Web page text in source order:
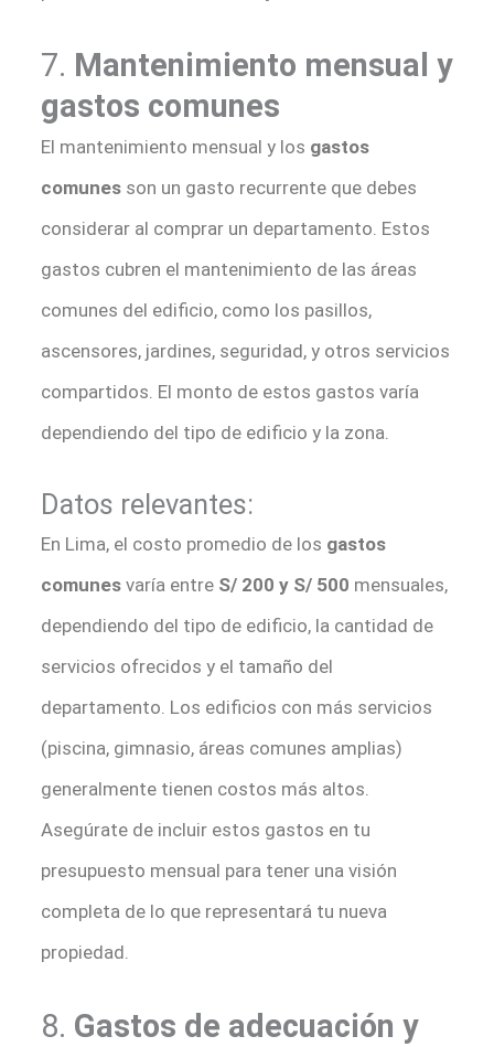
7. Mantenimiento mensual y
gastos comunes
El mantenimiento mensual y los gastos
comunesson un gasto recurrente que debes
considerar al comprar un departamento. Estos
gastos cubren el mantenimiento de las áreas
comunes del edificio, como los pasillos,
ascensores, jardines, seguridad, y otros servicios
compartidos. El monto de estos gastos varía
dependiendo del tipo de edificio y la zona.
Datos relevantes:
En Lima, el costo promedio de los gastos
comunesvaría entre S/ 200 y S/ 500 mensuales,
dependiendo del tipo de edificio, la cantidad de
servicios ofrecidos y el tamaño del
departamento. Los edificios con más servicios
(piscina, gimnasio, áreas comunes amplias)
generalmente tienen costos más altos.
Asegúrate de incluir estos gastos en tu
presupuesto mensual para tener una visión
completa de lo que representará tu nueva
propiedad.
8. Gastos de adecuación y